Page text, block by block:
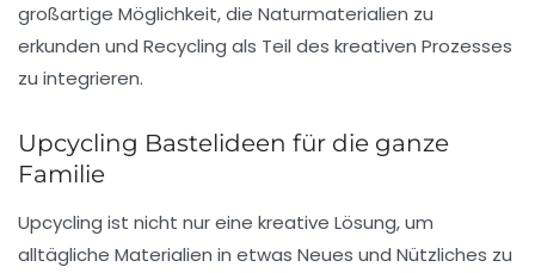
großartige Möglichkeit, die Naturmaterialien zu
erkunden und Recycling als Teil des kreativen Prozesses
zu integrieren.
Upcycling Bastelideen für die ganze
Familie
Upcycling ist nicht nur eine kreative Lösung, um
alltägliche Materialien in etwas Neues und Nützliches zu